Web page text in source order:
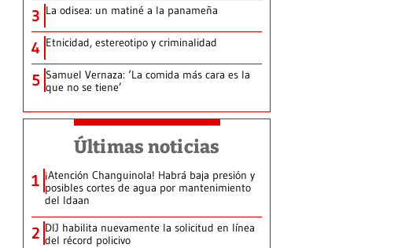
3 La odisea: un matiné a la panameña
4 Etnicidad, estereotipo y criminalidad
5 Samuel Vernaza: ‘La comida más cara es la
que no se tiene’
Últimas noticias
1 ¡Atención Changuinola! Habrá baja presión y
posibles cortes de agua por mantenimiento
del Idaan
2 DIJ habilita nuevamente la solicitud en línea
del récord policivo